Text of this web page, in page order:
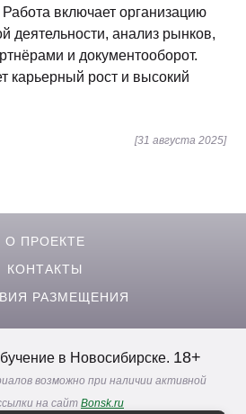
Работа включает организацию
деятельности, анализ рынков,
и документооборот.
карьерный рост и высокий
[31 августа 2025]
О ПРОЕКТЕ
КОНТАКТЫ
РАЗМЕЩЕНИЯ
в Новосибирске. 18+
возможно при наличии активной
на сайт Bonsk.ru